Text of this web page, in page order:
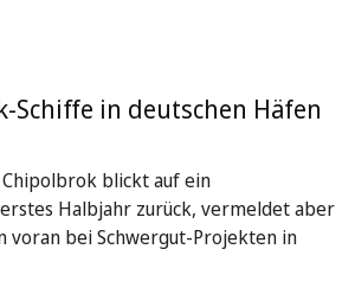
Schiffe in deutschen Häfen
blickt auf ein
Halbjahr zurück, vermeldet aber
voran bei Schwergut-Projekten in